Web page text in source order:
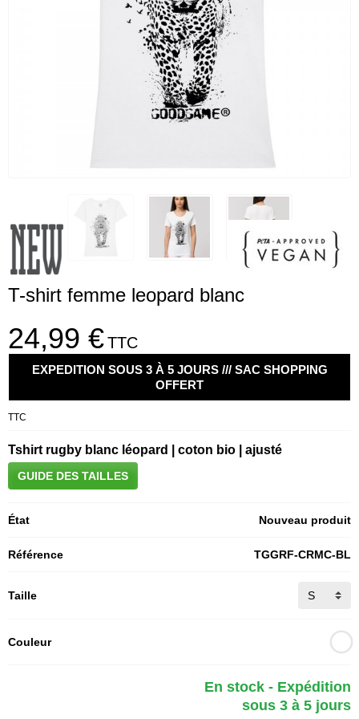
T-shirt femme leopard blanc
24,99 €TTC
EXPEDITION SOUS 3 À 5 JOURS /// SAC SHOPPING
OFFERT
TTC
Tshirt rugby blanc léopard | coton bio | ajusté
GUIDE DES TAILLES
État Nouveau produit
Référence TGGRF-CRMC-BL
Taille
Couleur
En stock - Expédition
sous 3 à 5 jours